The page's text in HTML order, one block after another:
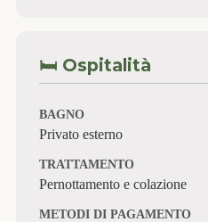
🛏️ Ospitalità
BAGNO
Privato esterno
TRATTAMENTO
Pernottamento e colazione
METODI DI PAGAMENTO